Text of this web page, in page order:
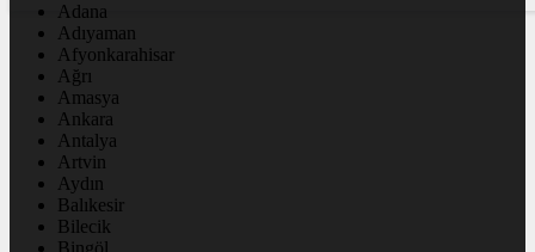
Adana
Adıyaman
Afyonkarahisar
Ağrı
Amasya
Ankara
Antalya
Artvin
Aydın
Balıkesir
Bilecik
Bingöl